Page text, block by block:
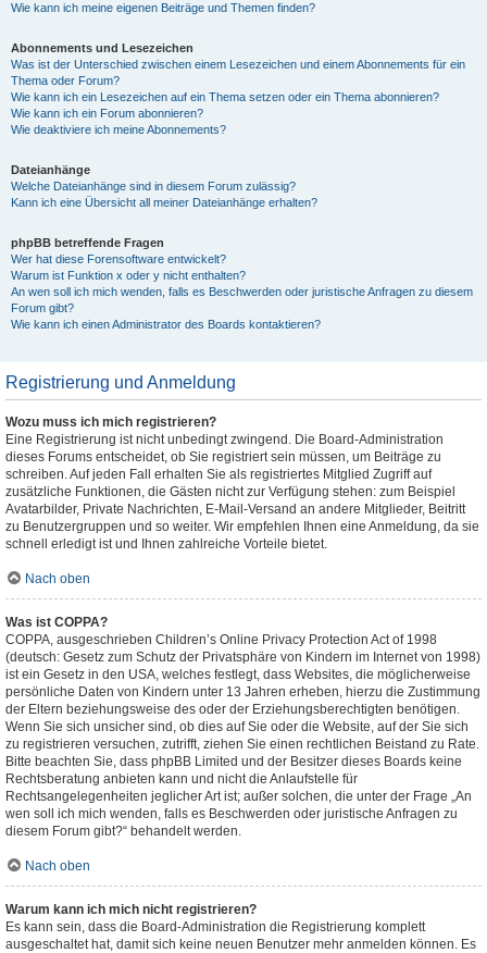
Wie kann ich meine eigenen Beiträge und Themen finden?
Abonnements und Lesezeichen
Was ist der Unterschied zwischen einem Lesezeichen und einem Abonnements für ein
Thema oder Forum?
Wie kann ich ein Lesezeichen auf ein Thema setzen oder ein Thema abonnieren?
Wie kann ich ein Forum abonnieren?
Wie deaktiviere ich meine Abonnements?
Dateianhänge
Welche Dateianhänge sind in diesem Forum zulässig?
Kann ich eine Übersicht all meiner Dateianhänge erhalten?
phpBB betreffende Fragen
Wer hat diese Forensoftware entwickelt?
Warum ist Funktion x oder y nicht enthalten?
An wen soll ich mich wenden, falls es Beschwerden oder juristische Anfragen zu diesem
Forum gibt?
Wie kann ich einen Administrator des Boards kontaktieren?
Registrierung und Anmeldung
Wozu muss ich mich registrieren?
Eine Registrierung ist nicht unbedingt zwingend. Die Board-Administration
dieses Forums entscheidet, ob Sie registriert sein müssen, um Beiträge zu
schreiben. Auf jeden Fall erhalten Sie als registriertes Mitglied Zugriff auf
zusätzliche Funktionen, die Gästen nicht zur Verfügung stehen: zum Beispiel
Avatarbilder, Private Nachrichten, E-Mail-Versand an andere Mitglieder, Beitritt
zu Benutzergruppen und so weiter. Wir empfehlen Ihnen eine Anmeldung, da sie
schnell erledigt ist und Ihnen zahlreiche Vorteile bietet.
Nach oben
Was ist COPPA?
COPPA, ausgeschrieben Children’s Online Privacy Protection Act of 1998
(deutsch: Gesetz zum Schutz der Privatsphäre von Kindern im Internet von 1998)
ist ein Gesetz in den USA, welches festlegt, dass Websites, die möglicherweise
persönliche Daten von Kindern unter 13 Jahren erheben, hierzu die Zustimmung
der Eltern beziehungsweise des oder der Erziehungsberechtigten benötigen.
Wenn Sie sich unsicher sind, ob dies auf Sie oder die Website, auf der Sie sich
zu registrieren versuchen, zutrifft, ziehen Sie einen rechtlichen Beistand zu Rate.
Bitte beachten Sie, dass phpBB Limited und der Besitzer dieses Boards keine
Rechtsberatung anbieten kann und nicht die Anlaufstelle für
Rechtsangelegenheiten jeglicher Art ist; außer solchen, die unter der Frage „An
wen soll ich mich wenden, falls es Beschwerden oder juristische Anfragen zu
diesem Forum gibt?“ behandelt werden.
Nach oben
Warum kann ich mich nicht registrieren?
Es kann sein, dass die Board-Administration die Registrierung komplett
ausgeschaltet hat, damit sich keine neuen Benutzer mehr anmelden können. Es